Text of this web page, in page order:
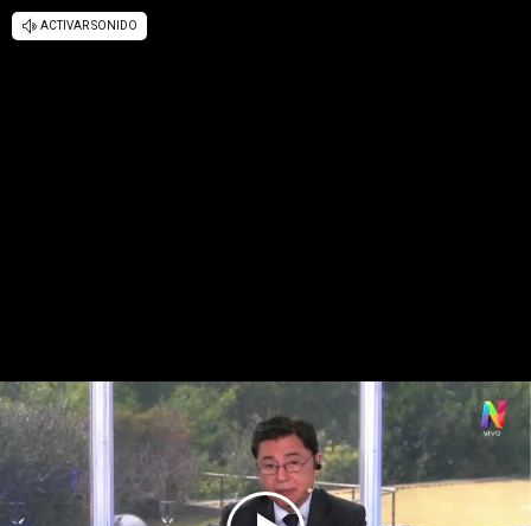
ACTIVAR SONIDO